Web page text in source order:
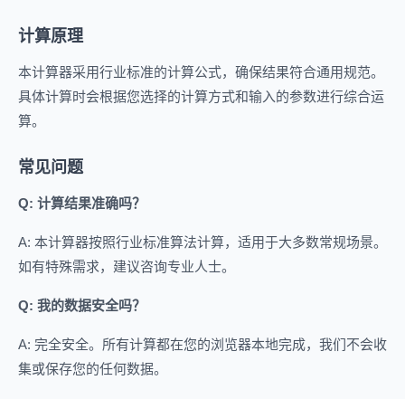
计算原理
本计算器采用行业标准的计算公式，确保结果符合通用规范。
具体计算时会根据您选择的计算方式和输入的参数进行综合运
算。
常见问题
Q: 计算结果准确吗？
A: 本计算器按照行业标准算法计算，适用于大多数常规场景。
如有特殊需求，建议咨询专业人士。
Q: 我的数据安全吗？
A: 完全安全。所有计算都在您的浏览器本地完成，我们不会收
集或保存您的任何数据。